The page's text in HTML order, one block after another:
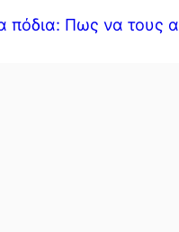
πόδια: Πως να τους